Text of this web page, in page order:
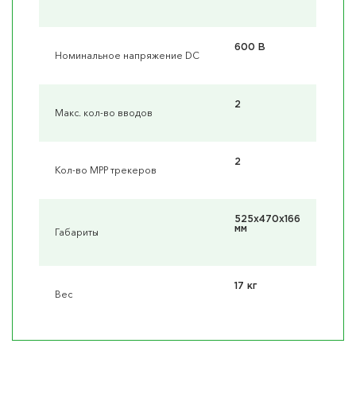
Номинальное напряжение DC
600 В
Макс. кол-во вводов
2
Кол-во MPP трекеров
2
Габариты
525x470x166
мм
Вес
17 кг